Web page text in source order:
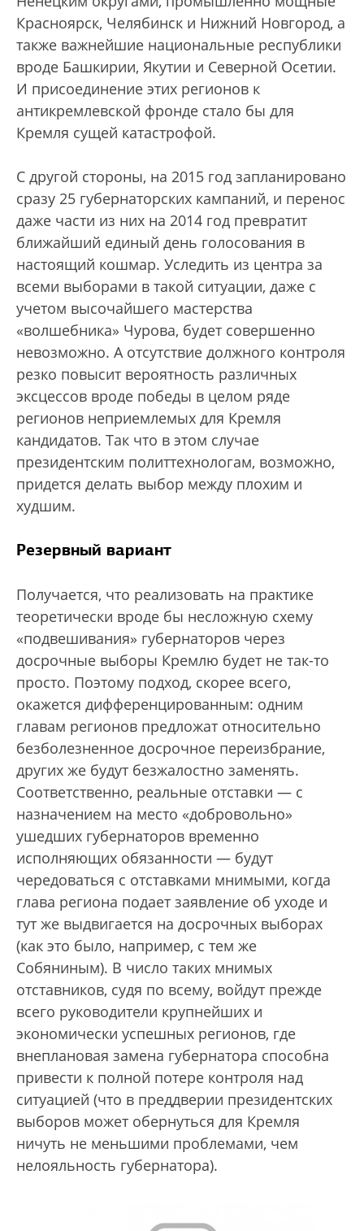
Красноярск, Челябинск и Нижний Новгород, а
также важнейшие национальные республики
вроде Башкирии, Якутии и Северной Осетии.
И присоединение этих регионов к
антикремлевской фронде стало бы для
Кремля сущей катастрофой.
С другой стороны, на 2015 год запланировано
сразу 25 губернаторских кампаний, и перенос
даже части из них на 2014 год превратит
ближайший единый день голосования в
настоящий кошмар. Уследить из центра за
всеми выборами в такой ситуации, даже с
учетом высочайшего мастерства
«волшебника» Чурова, будет совершенно
невозможно. А отсутствие должного контроля
резко повысит вероятность различных
эксцессов вроде победы в целом ряде
регионов неприемлемых для Кремля
кандидатов. Так что в этом случае
президентским политтехнологам, возможно,
придется делать выбор между плохим и
худшим.
Резервный вариант
Получается, что реализовать на практике
теоретически вроде бы несложную схему
«подвешивания» губернаторов через
досрочные выборы Кремлю будет не так-то
просто. Поэтому подход, скорее всего,
окажется дифференцированным: одним
главам регионов предложат относительно
безболезненное досрочное переизбрание,
других же будут безжалостно заменять.
Соответственно, реальные отставки — с
назначением на место «добровольно»
ушедших губернаторов временно
исполняющих обязанности — будут
чередоваться с отставками мнимыми, когда
глава региона подает заявление об уходе и
тут же выдвигается на досрочных выборах
(как это было, например, с тем же
Собяниным). В число таких мнимых
отставников, судя по всему, войдут прежде
всего руководители крупнейших и
экономически успешных регионов, где
внеплановая замена губернатора способна
привести к полной потере контроля над
ситуацией (что в преддверии президентских
выборов может обернуться для Кремля
ничуть не меньшими проблемами, чем
нелояльность губернатора).